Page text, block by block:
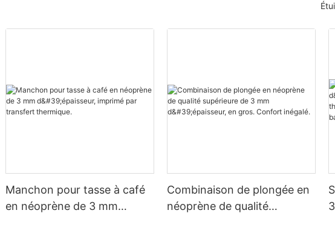
Manchon pour tasse à café
en néoprène de 3 mm
Combinaison de plongée en
néoprène de qualité